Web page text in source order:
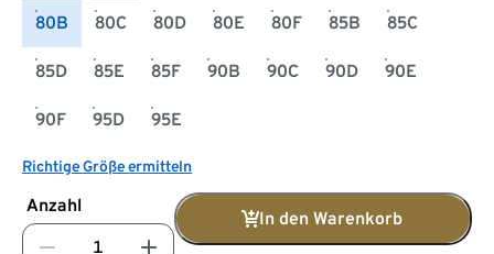
80B 80C 80D 80E 80F 85B 85C
85D 85E 85F 90B 90C 90D 90E
90F 95D 95E
Richtige Größe ermitteln
Anzahl
In den Warenkorb